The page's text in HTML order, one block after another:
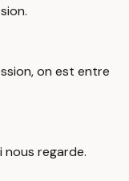
on est entre
nous regarde.